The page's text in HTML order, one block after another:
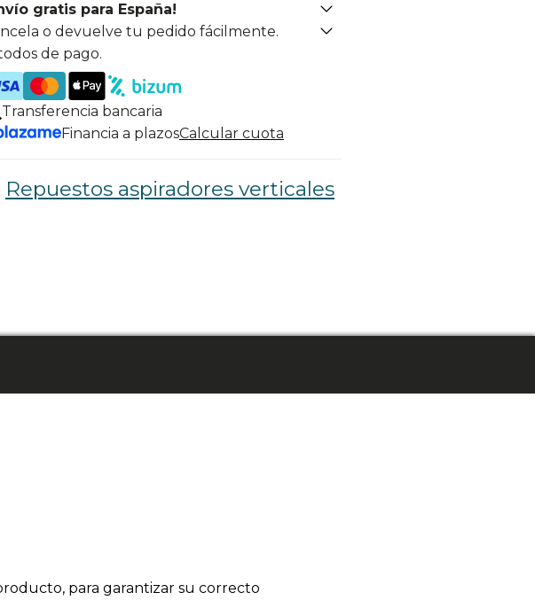
gratis para España!
o devuelve tu pedido fácilmente.
de pago.
Transferencia bancaria
Financia a plazosCalcular cuota
Repuestos aspiradores verticales
para garantizar su correcto